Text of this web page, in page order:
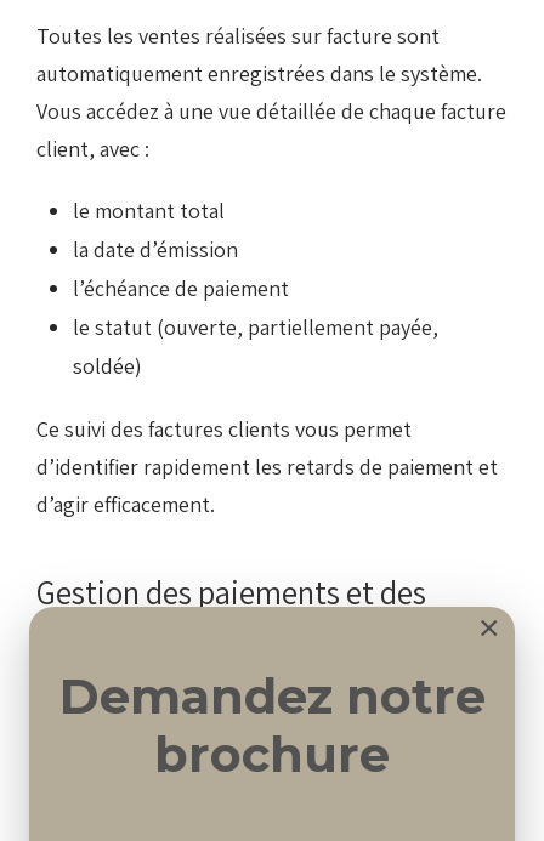
Toutes les ventes réalisées sur facture sont
automatiquement enregistrées dans le système.
Vous accédez à une vue détaillée de chaque facture
client, avec :
le montant total
la date d’émission
l’échéance de paiement
le statut (ouverte, partiellement payée,
soldée)
Ce suivi des factures clients vous permet
d’identifier rapidement les retards de paiement et
d’agir efficacement.
Gestion des paiements et des
Le module débiteurs facilite la gestion des
paiements, qu’ils soient complets ou partiels.
Chaque encaissement est associé à une facture,
×
Demandez notre
brochure